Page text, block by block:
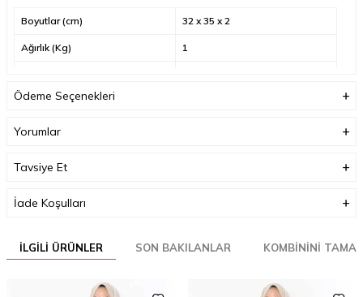
Boyutlar (cm) 32 x 35 x 2
Ağırlık (Kg) 1
Ödeme Seçenekleri
Yorumlar
Tavsiye Et
İade Koşulları
İLGILI ÜRÜNLER SON BAKILANLAR KOMBININI